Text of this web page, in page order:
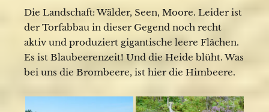
Die Landschaft: Wälder, Seen, Moore. Leider ist
der Torfabbau in dieser Gegend noch recht
aktiv und produziert gigantische leere Flächen.
Es ist Blaubeerenzeit! Und die Heide blüht. Was
bei uns die Brombeere, ist hier die Himbeere.